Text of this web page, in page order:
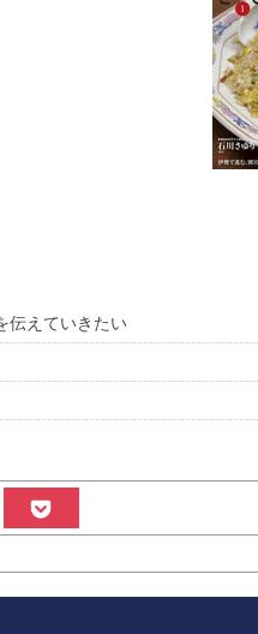
伝えていきたい